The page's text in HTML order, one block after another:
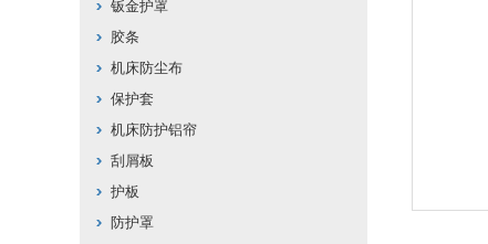
钣金护罩
胶条
机床防尘布
保护套
机床防护铝帘
刮屑板
护板
防护罩